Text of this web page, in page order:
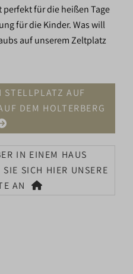
für die heißen Tage
für die Kinder. Was will
auf unserem Zeltplatz
STELLPLATZ AUF
DEM HOLTERBERG
IN EINEM HAUS
SICH HIER UNSERE
AN